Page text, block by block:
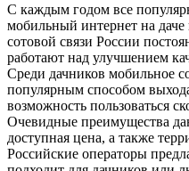
С каждым годом все
мобильный интернет на
сотовой связи России
работают над улучшением
Среди дачников мобильное
популярным способом
возможность пользоваться
Очевидные преимущества
доступная цена, а также
Российские операторы